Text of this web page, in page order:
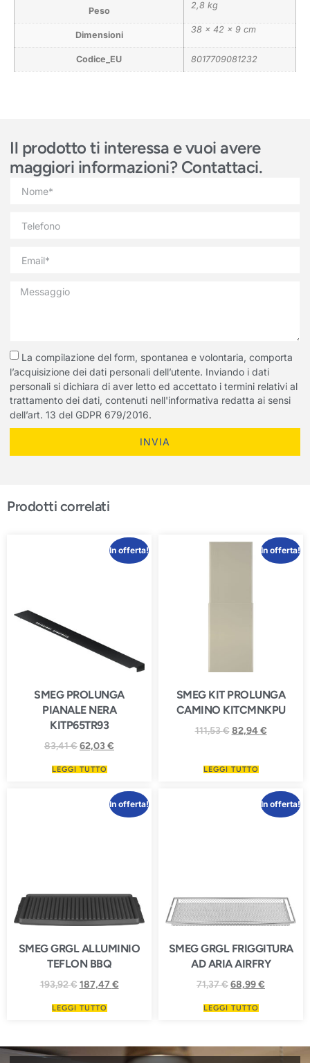
Peso
2,8 kg
Dimensioni
38 × 42 × 9 cm
Codice_EU 8017709081232
Il prodotto ti interessa e vuoi avere
maggiori informazioni? Contattaci.
La compilazione del form, spontanea e volontaria, comporta
l’acquisizione dei dati personali dell’utente. Inviando i dati
personali si dichiara di aver letto ed accettato i termini relativi al
trattamento dei dati, contenuti nell'informativa redatta ai sensi
dell’art. 13 del GDPR 679/2016.
INVIA
Prodotti correlati
In offerta!
SMEG PROLUNGA
PIANALE NERA
KITP65TR93
83,41€62,03€
LEGGI TUTTO
In offerta!
SMEG KIT PROLUNGA
CAMINO KITCMNKPU
111,53€ 82,94€
LEGGI TUTTO
In offerta!
SMEG GRGL ALLUMINIO
TEFLON BBQ
193,92€ 187,47€
LEGGI TUTTO
In offerta!
SMEG GRGL FRIGGITURA
AD ARIA AIRFRY
71,37€68,99€
LEGGI TUTTO